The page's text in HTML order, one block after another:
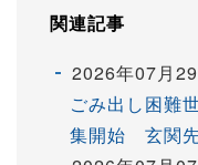
関連記事
2026年07月
ごみ出し困難
集開始 玄関